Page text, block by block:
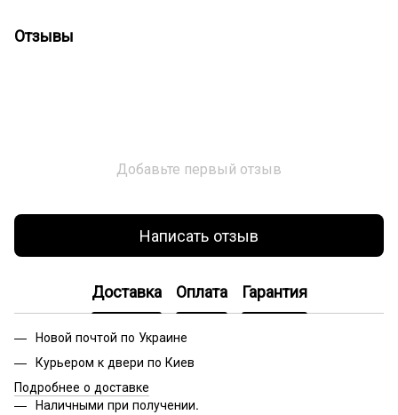
Отзывы
Добавьте первый отзыв
Написать отзыв
Доставка Оплата Гарантия
Новой почтой по Украине
Курьером к двери по Киев
Подробнее о доставке
Наличными при получении.